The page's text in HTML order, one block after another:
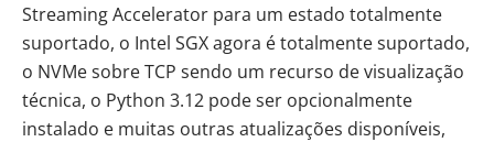
Streaming Accelerator para um estado totalmente
suportado, o Intel SGX agora é totalmente suportado,
o NVMe sobre TCP sendo um recurso de visualização
técnica, o Python 3.12 pode ser opcionalmente
instalado e muitas outras atualizações disponíveis,